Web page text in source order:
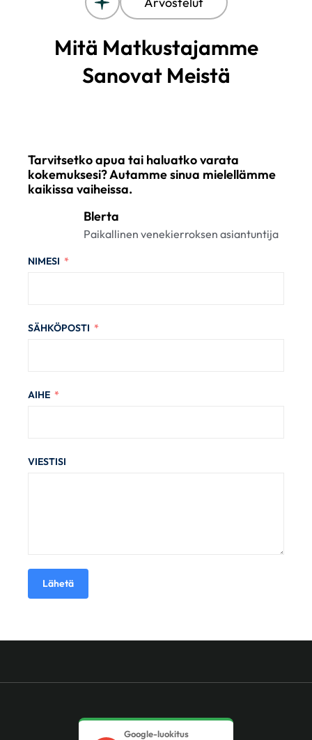
Mitä Matkustajamme
Sanovat Meistä
Tarvitsetko apua tai haluatko varata
kokemuksesi? Autamme sinua mielellämme
kaikissa vaiheissa.
Blerta
Paikallinen venekierroksen asiantuntija
NIMESI
SÄHKÖPOSTI
AIHE
VIESTISI
Lähetä
Google-luokitus